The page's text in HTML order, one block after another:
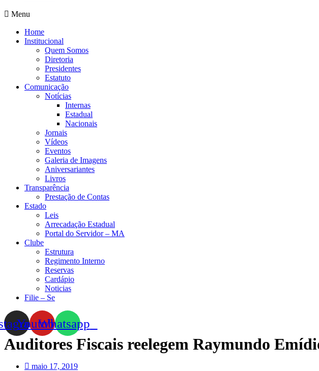
Menu
Home
Institucional
Quem Somos
Diretoria
Presidentes
Estatuto
Comunicação
Notícias
Internas
Estadual
Nacionais
Jornais
Vídeos
Eventos
Galeria de Imagens
Aniversariantes
Livros
Transparência
Prestação de Contas
Estado
Leis
Arrecadação Estadual
Portal do Servidor – MA
Clube
Estrutura
Regimento Interno
Reservas
Cardápio
Noticias
Filie – Se
YoutubeWhatsapp
Auditores Fiscais reelegem Raymundo
maio 17, 2019